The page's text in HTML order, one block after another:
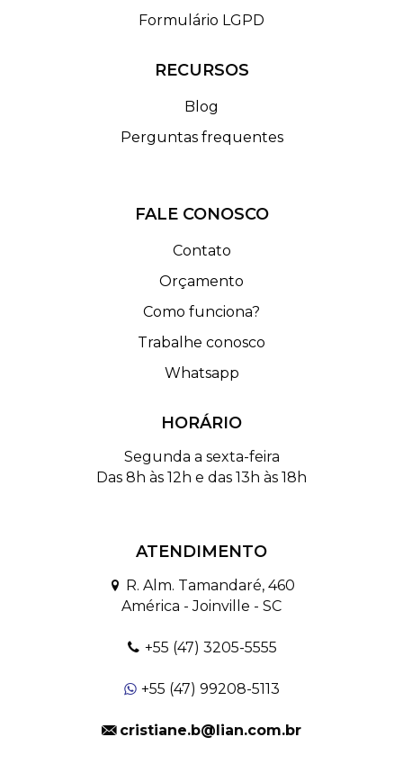
Formulário LGPD
RECURSOS
Blog
Perguntas frequentes
FALE CONOSCO
Contato
Orçamento
Como funciona?
Trabalhe conosco
Whatsapp
HORÁRIO
Segunda a sexta-feira
Das 8h às 12h e das 13h às 18h
ATENDIMENTO
R. Alm. Tamandaré, 460
América - Joinville - SC
+55 (47) 3205-5555
+55 (47) 99208-5113
cristiane.b@lian.com.br